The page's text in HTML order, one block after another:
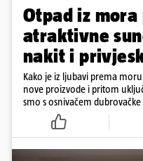
Otpad iz
atraktivne
nakit i
Kako je iz ljubavi prema
nove proizvode i pritom
smo s osnivačem